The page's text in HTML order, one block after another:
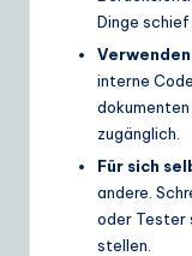
Dinge schief
interne
zugänglich.
Für sich
andere.
oder Tester
stellen.